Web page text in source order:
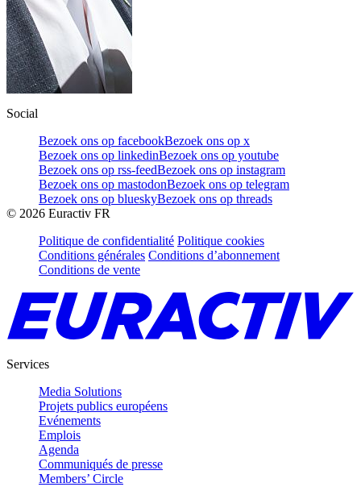
Social
Bezoek ons op facebookBezoek ons op x
Bezoek ons op linkedinBezoek ons op youtube
Bezoek ons op rss-feedBezoek ons op instagram
Bezoek ons op mastodonBezoek ons op telegram
Bezoek ons op blueskyBezoek ons op threads
© 2026 Euractiv FR
Politique de confidentialité Politique cookies
Conditions générales Conditions d’abonnement
Conditions de vente
Services
Media Solutions
Projets publics européens
Evénements
Emplois
Agenda
Communiqués de presse
Members’ Circle